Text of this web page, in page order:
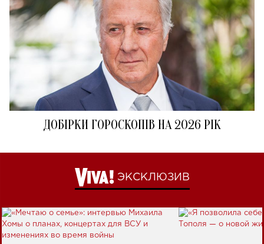
ДОБІРКИ ГОРОСКОПІВ НА 2026 РІК
ЭКСКЛЮЗИВ